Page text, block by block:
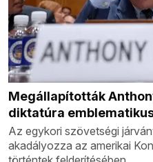
Megállapították
diktatúra
Az egykori szövetségi
akadályozza az amerikai